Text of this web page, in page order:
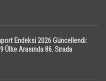
Endeksi 2026 Güncellendi:
Ülke Arasında 86. Sırada